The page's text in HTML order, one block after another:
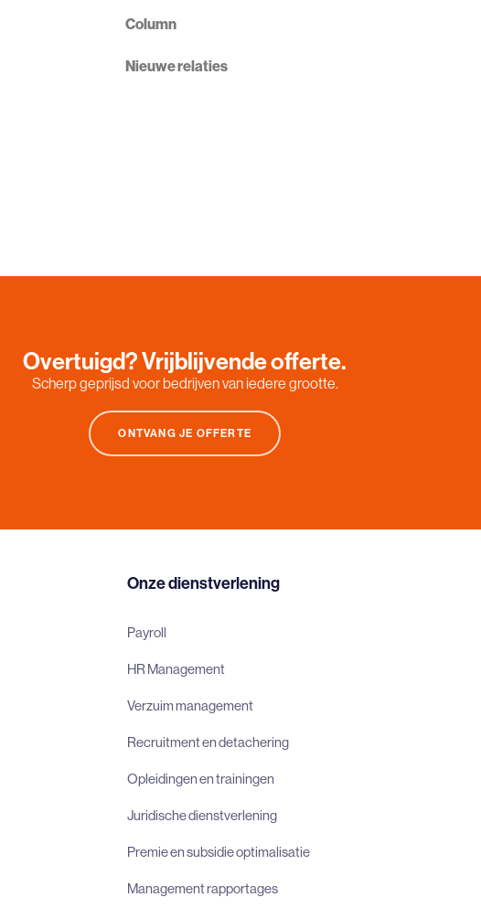
Column
Nieuwe relaties
Overtuigd? Vrijblijvende offerte.
Scherp geprijsd voor bedrijven van iedere grootte.
ONTVANG JE OFFERTE
Onze dienstverlening
Payroll
HR Management
Verzuim management
Recruitment en detachering
Opleidingen en trainingen
Juridische dienstverlening
Premie en subsidie optimalisatie
Management rapportages